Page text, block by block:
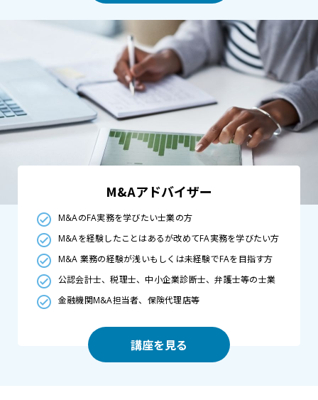
M&Aアドバイザー
M&AのFA実務を学びたい士業の方
M&Aを経験したことはあるが改めてFA実務を学びたい方
M&A 業務の経験が浅いもしくは未経験でFAを目指す方
公認会計士、税理士、中小企業診断士、弁護士等の士業
金融機関M&A担当者、保険代理店等
講座を見る